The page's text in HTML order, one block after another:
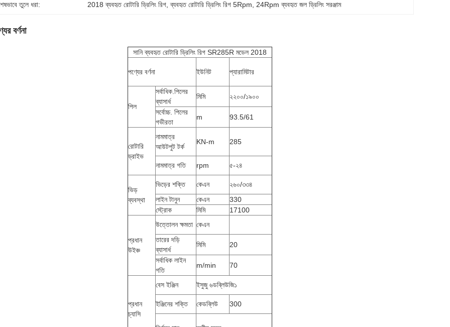
তুলে ধরা: 2018 ব্যবহৃত রোটারি ড্রিলিং রিগ , ব্যবহৃত রোটারি ড্রিলিং রিগ 5Rpm 24Rpm ব্যবহৃত জল ড্রিলিং সরঞ্জাম
বর্ণনা
সানি ব্যবহৃত রোটারি ড্রিলিং রিগ SR285R মডেল 2018
পণ্যের বর্ণনা ইউনিট প্যারামিটার
পিল
সর্বাধিক.পিলের
ব্যাসার্ধ
মিমি
২২০০/১৯০০
সর্বোচ্চ. পিলের
গভীরতা
m 93.5/61
রোটারি
ড্রাইভ
নামমাত্র
আউটপুট টর্ক
KN-m 285
নামমাত্র গতি rpm ৫-২৪
ভিড়
ব্যবস্থা
ভিড়ের শক্তি কেএন
২৬০/৩৩৪
লাইন টানুন
কেএন
330
স্ট্রোক
মিমি 17100
প্রধান
উইঞ্চ
উত্তোলন ক্ষমতা কেএন
তারের দড়ি
ব্যাসার্ধ
মিমি
20
সর্বাধিক লাইন
গতি
m/min 70
প্রধান
চ্যাসি
বেস ইঞ্জিন ইসুজু ৬ডব্লিউজি১
ইঞ্জিনের শক্তি কেডব্লিউ 300